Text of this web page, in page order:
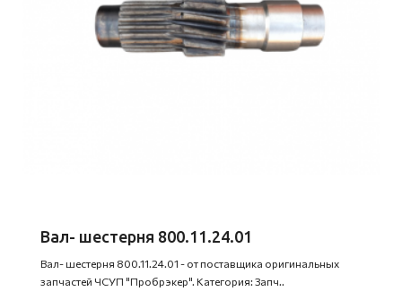
Вал- шестерня 800.11.24.01
Вал- шестерня 800.11.24.01 - от поставщика оригинальных
запчастей ЧСУП "Пробрэкер". Категория: Запч..